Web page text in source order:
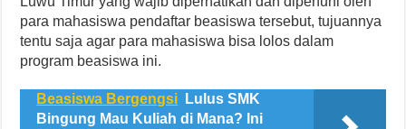
para mahasiswa pendaftar beasiswa tersebut, tujuannya
tentu saja agar para mahasiswa bisa lolos dalam
program beasiswa ini.
Beasiswa Bergengsi
Lulus SMK
Bingung Mau Kuliah di Mana? Ini